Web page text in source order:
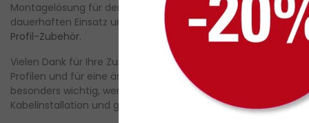
Montagelösung für den Kabelanschluss versehen. Aus
dauerhaften Einsatz und die professionelle Montage der LED-
Profil-Zubehör.
Vielen Dank für Ihre Zustimmung zu dieser idealen Endkappe
Profilen und für eine ästhetische und funktionale Integration
besonders wichtig, wenn es um die Installation geht. Beide
Kabelinstallation und gewährleisten eine optimale optische